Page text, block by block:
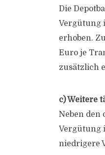
Die
Vergütung
erhoben.
Euro je
zusätzlich
c) Weitere
Neben den
Vergütung
niedrigere